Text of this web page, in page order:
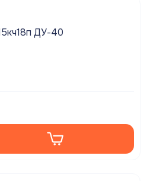
чугун 11/2" 15кч18п ДУ-40